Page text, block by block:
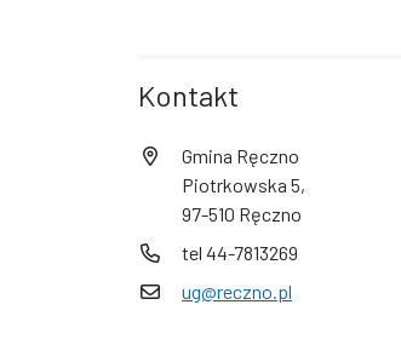
Kontakt
Gmina Ręczno
Piotrkowska 5,
97-510 Ręczno
tel 44-7813269
ug@reczno.pl